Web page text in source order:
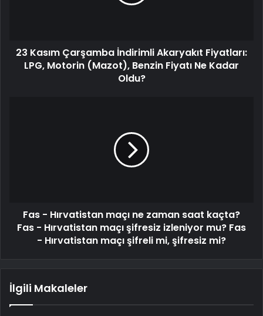
23 Kasım Çarşamba İndirimli Akaryakıt Fiyatları:
LPG, Motorin (Mazot), Benzin Fiyatı Ne Kadar
Oldu?
Fas - Hırvatistan maçı ne zaman saat kaçta?
Fas - Hırvatistan maçı şifresiz izleniyor mu? Fas
- Hırvatistan maçı şifreli mi, şifresiz mi?
İlgili Makaleler